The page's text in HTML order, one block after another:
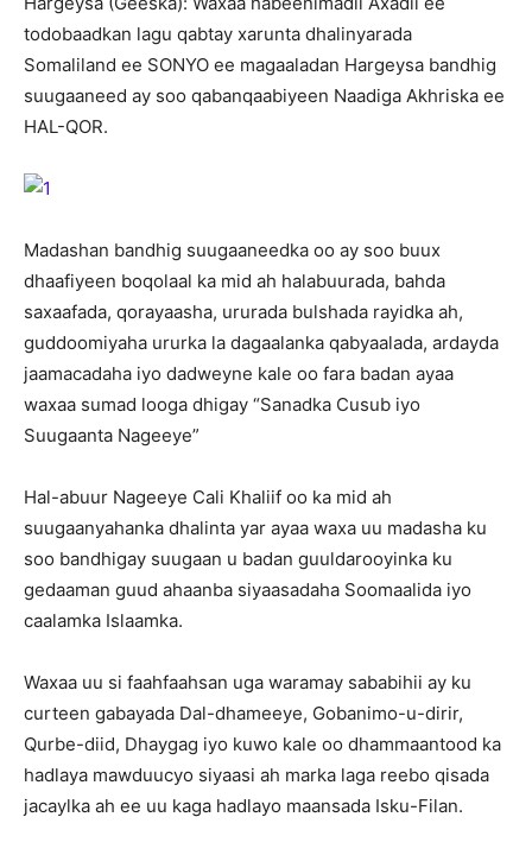
todobaadkan lagu qabtay xarunta dhalinyarada
Somaliland ee SONYO ee magaaladan Hargeysa bandhig
suugaaneed ay soo qabanqaabiyeen Naadiga Akhriska ee
HAL-QOR.
Madashan bandhig suugaaneedka oo ay soo buux
dhaafiyeen boqolaal ka mid ah halabuurada, bahda
saxaafada, qorayaasha, ururada bulshada rayidka ah,
guddoomiyaha ururka la dagaalanka qabyaalada, ardayda
jaamacadaha iyo dadweyne kale oo fara badan ayaa
waxaa sumad looga dhigay “Sanadka Cusub iyo
Suugaanta Nageeye”
Hal-abuur Nageeye Cali Khaliif oo ka mid ah
suugaanyahanka dhalinta yar ayaa waxa uu madasha ku
soo bandhigay suugaan u badan guuldarooyinka ku
gedaaman guud ahaanba siyaasadaha Soomaalida iyo
caalamka Islaamka.
Waxaa uu si faahfaahsan uga waramay sababihii ay ku
curteen gabayada Dal-dhameeye, Gobanimo-u-dirir,
Qurbe-diid, Dhaygag iyo kuwo kale oo dhammaantood ka
hadlaya mawduucyo siyaasi ah marka laga reebo qisada
jacaylka ah ee uu kaga hadlayo maansada Isku-Filan.